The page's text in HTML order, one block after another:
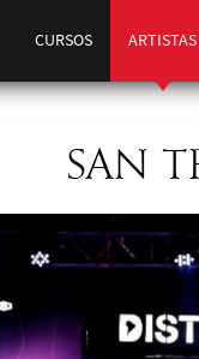
CURSOS ARTISTAS
SAN